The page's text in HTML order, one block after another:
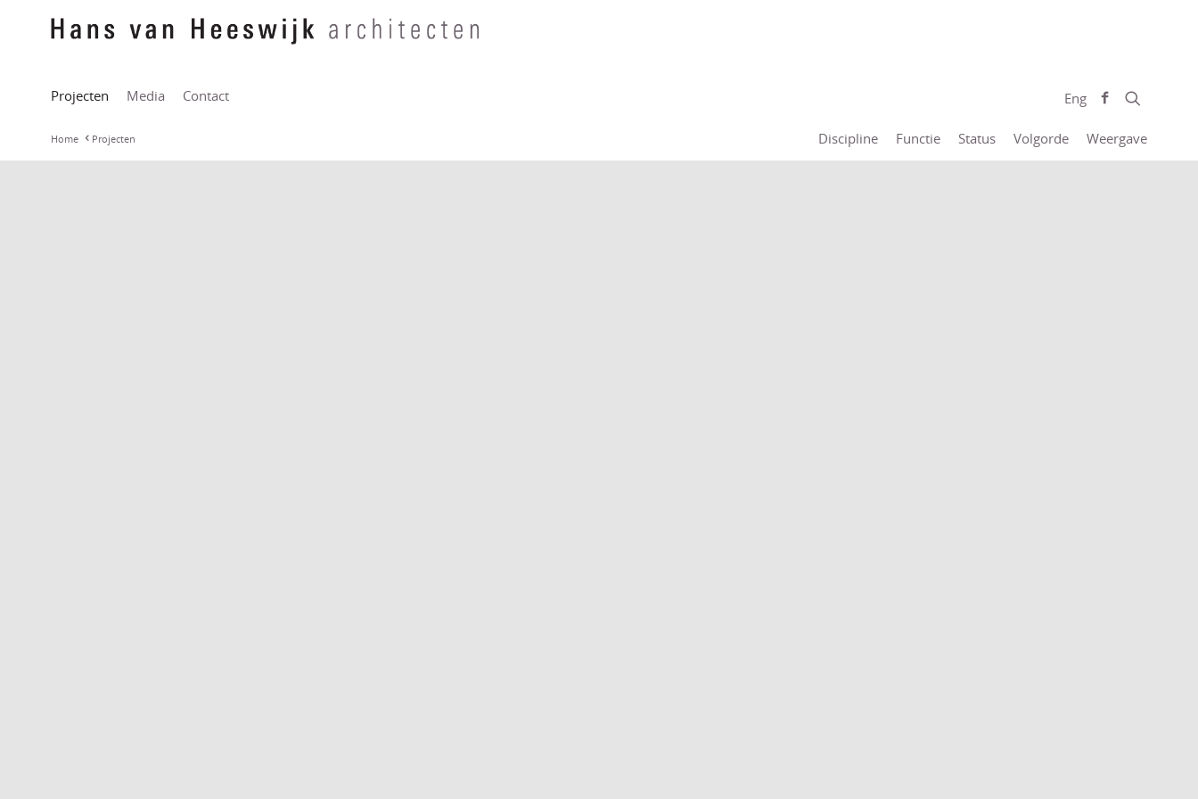
Projecten Media Contact Eng
Home Projecten Discipline Functie Status Volgorde Weergave